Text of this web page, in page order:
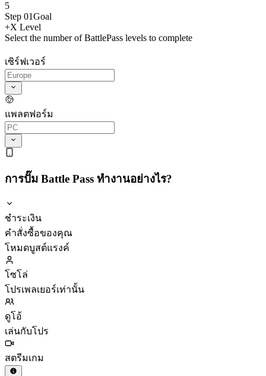
5
Step 01Goal
+X Level
Select the number of BattlePass levels to complete
เซิร์ฟเวอร์
แพลตฟอร์ม
การปั๊ม Battle Pass ทำงานอย่างไร?
ชำระเงิน
คำสั่งซื้อของคุณ
โหมดบูสต์แรงค์
โซโล่
โปรเพลเยอร์เท่านั้น
ดูโอ้
เล่นกับโปร
สตรีมเกม